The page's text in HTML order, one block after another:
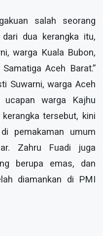
salah seorang
dua kerangka itu,
warga Kuala Bubon,
Aceh Barat.”
Suwarni, warga Aceh
ucapan warga Kajhu
tersebut, kini
pemakaman umum
Zahru Fuadi juga
berupa emas, dan
diamankan di PMI